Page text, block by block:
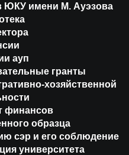
ЮКУ имени М. Ауэзова
ауп
гранты
хозяйственной
финансов
образца
сэр и его соблюдение
университета